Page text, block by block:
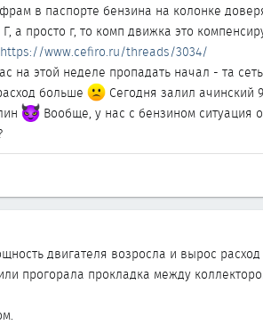
в паспорте бензина на колонке
а просто г, то комп движка это
https://www.cefiro.ru/threads/3034/
на этой неделе пропадать начал - та
больше
Сегодня залил ачинский
Вообще, у нас с бензином ситуация
двигателя возросла и вырос расход
прогорала прокладка между